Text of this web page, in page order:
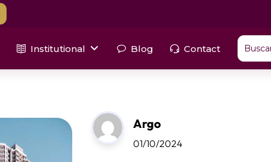
Institutional Blog Contact
Argo
01/10/2024